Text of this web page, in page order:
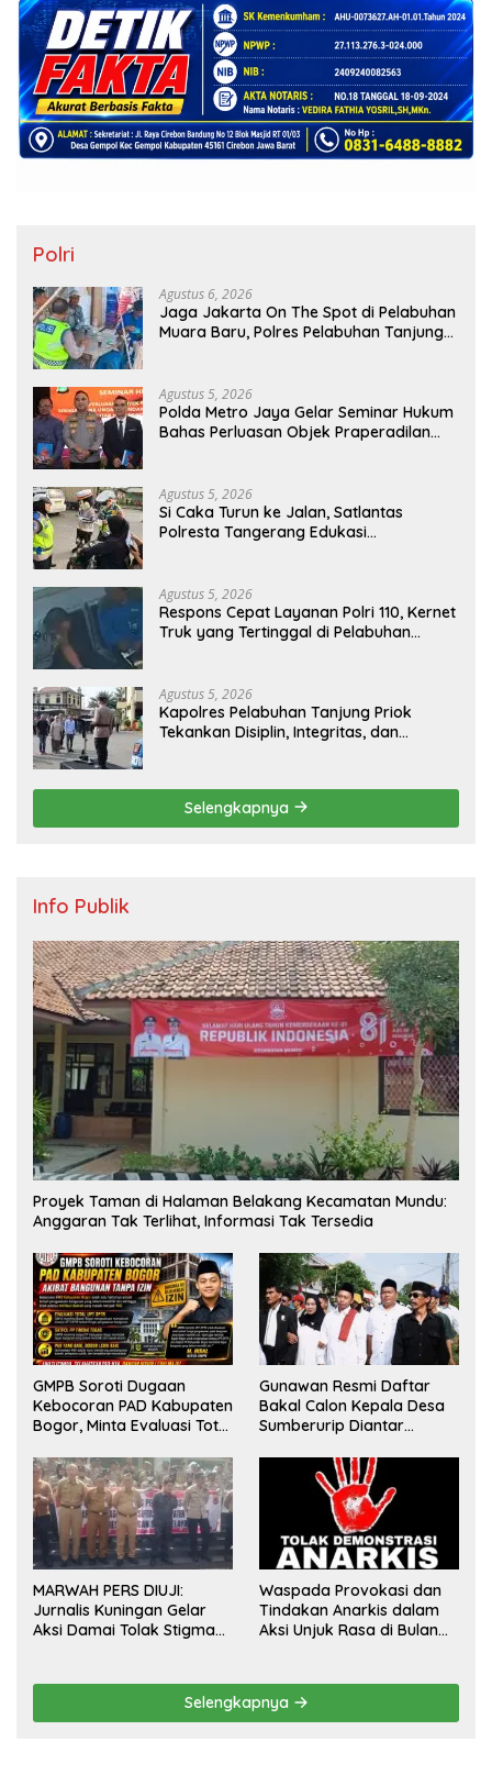
Polri
Agustus 6, 2026
Jaga Jakarta On The Spot di Pelabuhan
Muara Baru, Polres Pelabuhan Tanjung
Agustus 5, 2026
Polda Metro Jaya Gelar Seminar Hukum
Bahas Perluasan Objek Praperadilan
Agustus 5, 2026
Si Caka Turun ke Jalan, Satlantas
Polresta Tangerang Edukasi
Agustus 5, 2026
Respons Cepat Layanan Polri 110, Kernet
Truk yang Tertinggal di Pelabuhan
Agustus 5, 2026
Kapolres Pelabuhan Tanjung Priok
Tekankan Disiplin, Integritas, dan
Selengkapnya
Info Publik
Proyek Taman di Halaman Belakang Kecamatan Mundu:
Anggaran Tak Terlihat, Informasi Tak Tersedia
GMPB Soroti Dugaan
Kebocoran PAD Kabupaten
Bogor, Minta Evaluasi Total
Tak Berizin
Gunawan Resmi Daftar
Bakal Calon Kepala Desa
Sumberurip Diantar
Pendukung ke Meja Panitia
MARWAH PERS DIUJI:
Jurnalis Kuningan Gelar
Aksi Damai Tolak Stigma
Wartawan
Waspada Provokasi dan
Tindakan Anarkis dalam
Aksi Unjuk Rasa di Bulan
Selengkapnya